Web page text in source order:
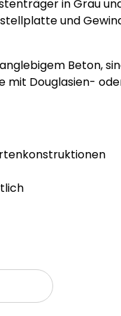
in Grau
und
Beton,
mit Douglasien-